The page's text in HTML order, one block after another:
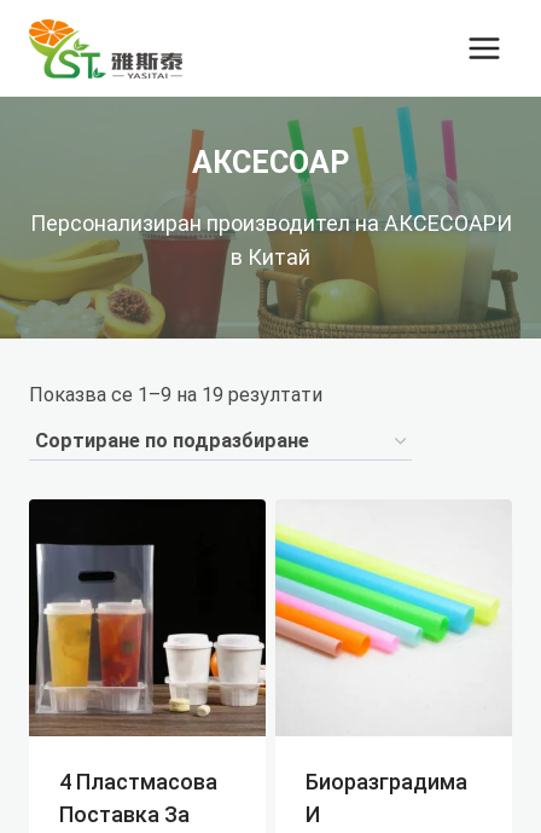
Преминете
към
съдържанието
АКСЕСОАР
Персонализиран производител на АКСЕСОАРИ
в Китай
Показва се 1–9 на 19 резултати
4 Пластмасова
Поставка За
Биоразградима
И